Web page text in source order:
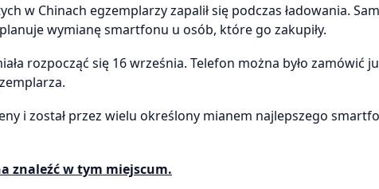
w Chinach egzemplarzy zapalił się podczas ładowania.
wymianę smartfonu u osób, które go zakupiły.
rozpocząć się 16 września. Telefon można było zamówić
i został przez wielu określony mianem najlepszego
znaleźć w tym miejscum.